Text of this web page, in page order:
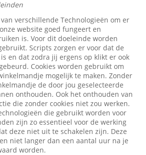
verschillende Technologieën om er
website goed fungeert en
is. Voor dit doeleinde worden
Scripts zorgen er voor dat de
en dat zodra jij ergens op klikt er ook
Cookies worden gebruikt om
mogelijk te maken. Zonder
de door jou geselecteerde
onthouden. Ook het onthouden van
die zonder cookies niet zou werken.
die gebruikt worden voor
zijn zo essentieel voor de werking
deze niet uit te schakelen zijn. Deze
niet langer dan een aantal uur na je
worden.